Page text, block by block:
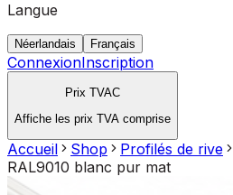
Langue
Néerlandais Français
ConnexionInscription
Prix TVAC
Affiche les prix TVA comprise
Accueil Shop Profilés de rive
RAL9010 blanc pur mat